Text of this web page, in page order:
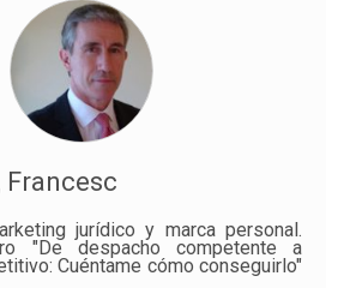
Francesc
jurídico y marca personal.
"De despacho competente a
Cuéntame cómo conseguirlo"